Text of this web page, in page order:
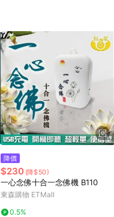
降價
$230 (降$50)
一心念佛十合一念佛機 B110
東森購物 ETMall
0.5%